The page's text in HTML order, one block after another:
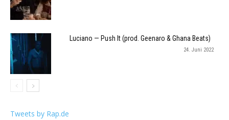
Luciano — Push It (prod. Geenaro & Ghana Beats)
24. Juni 2022
Tweets by Rap.de